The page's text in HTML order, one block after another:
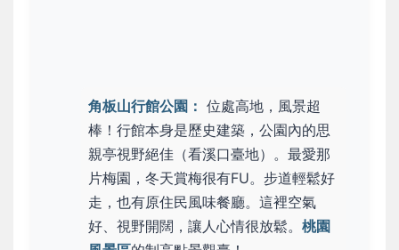
角板山行館公園： 位處高地，風景超
棒！行館本身是歷史建築，公園內的思
親亭視野絕佳（看溪口臺地）。最愛那
片梅園，冬天賞梅很有FU。步道輕鬆好
走，也有原住民風味餐廳。這裡空氣
好、視野開闊，讓人心情很放鬆。 桃園